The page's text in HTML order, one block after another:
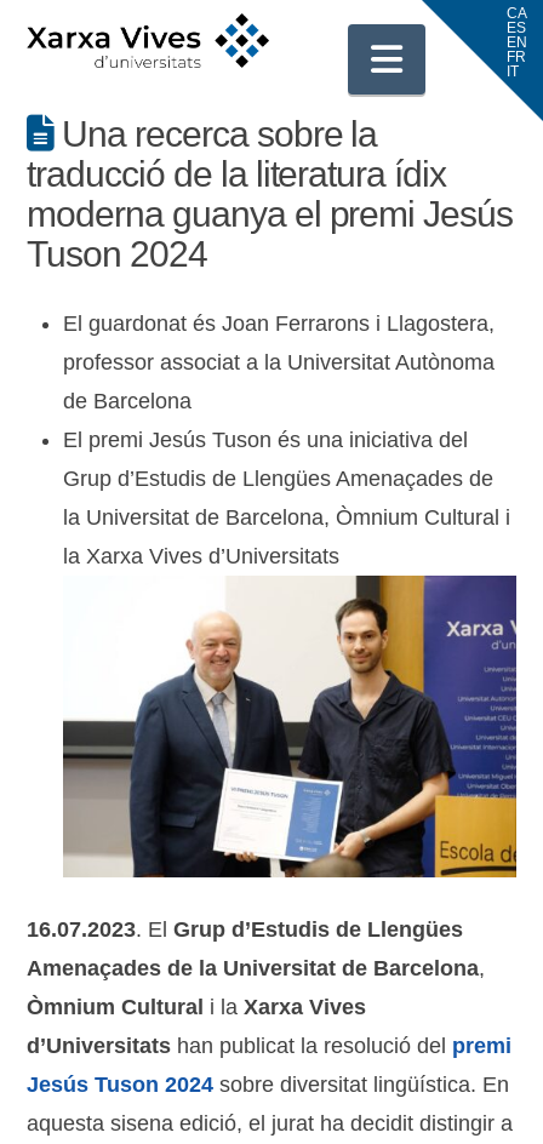
Una recerca sobre la
traducció de la literatura ídix
moderna guanya el premi Jesús
Tuson 2024
El guardonat és Joan Ferrarons i Llagostera,
professor associat a la Universitat Autònoma
de Barcelona
El premi Jesús Tuson és una iniciativa del
Grup d’Estudis de Llengües Amenaçades de
la Universitat de Barcelona, Òmnium Cultural i
la Xarxa Vives d’Universitats
16.07.2023. ElGrup d’Estudis de Llengües
Amenaçades de la Universitat de Barcelona,
Òmnium Cultural i laXarxa Vives
d’Universitats han publicat la resolució del premi
Jesús Tuson 2024 sobre diversitat lingüística. En
aquesta sisena edició, el jurat ha decidit distingir a